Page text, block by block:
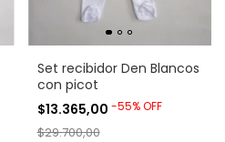
Set recibidor Den Blancos
con picot
$13.365,00 -55%OFF
$29.700,00